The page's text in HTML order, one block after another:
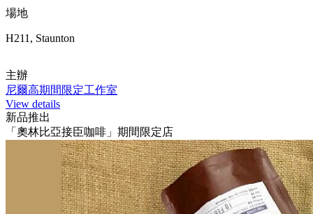
場地
H211, Staunton
主辦
尼爾高期間限定工作室
View details
新品推出
「奧林比亞接臣咖啡」期間限定店